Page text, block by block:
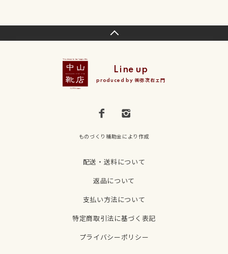
Line up
produced by ㈱弥次右ェ門
ものづくり補助金により作成
配送・送料について
返品について
支払い方法について
特定商取引法に基づく表記
プライバシーポリシー